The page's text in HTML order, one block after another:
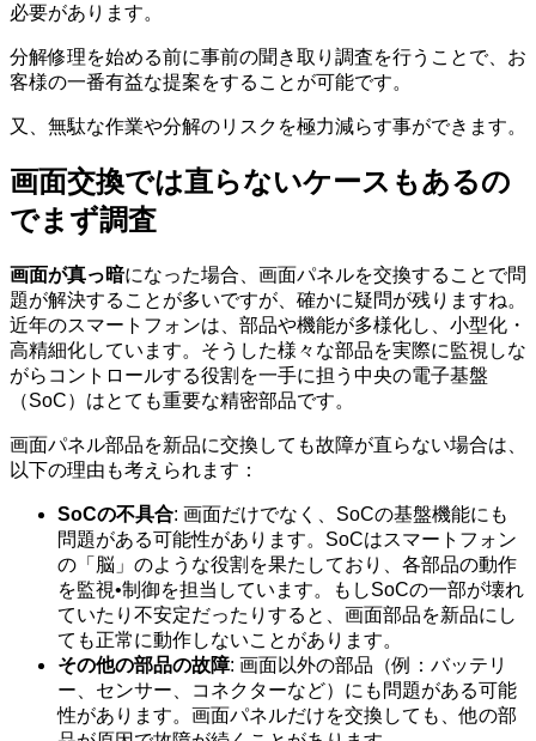
必要があります。
分解修理を始める前に事前の聞き取り調査を行うことで、お
客様の一番有益な提案をすることが可能です。
又、無駄な作業や分解のリスクを極力減らす事ができます。
画面交換では直らないケースもあるの
でまず調査
画面が真っ暗になった場合、画面パネルを交換することで問
題が解決することが多いですが、確かに疑問が残りますね。
近年のスマートフォンは、部品や機能が多様化し、小型化・
高精細化しています。そうした様々な部品を実際に監視しな
がらコントロールする役割を一手に担う中央の電子基盤
（SoC）はとても重要な精密部品です。
画面パネル部品を新品に交換しても故障が直らない場合は、
以下の理由も考えられます：
SoCの不具合: 画面だけでなく、SoCの基盤機能にも
問題がある可能性があります。SoCはスマートフォン
の「脳」のような役割を果たしており、各部品の動作
を監視•制御を担当しています。もしSoCの一部が壊れ
ていたり不安定だったりすると、画面部品を新品にし
ても正常に動作しないことがあります。
その他の部品の故障: 画面以外の部品（例：バッテリ
ー、センサー、コネクターなど）にも問題がある可能
性があります。画面パネルだけを交換しても、他の部